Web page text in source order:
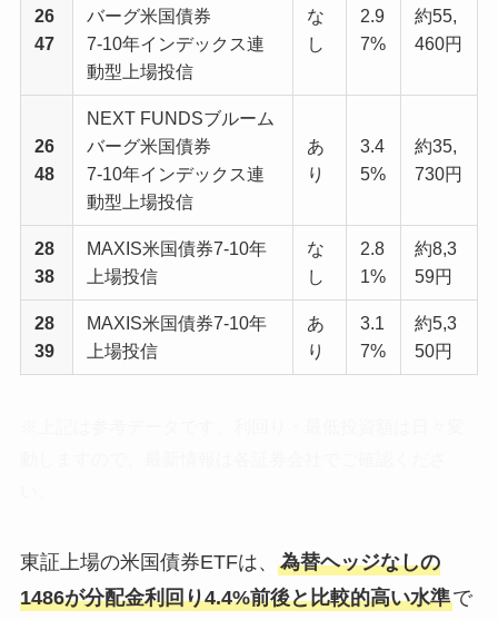
26
47
バーグ米国債券
7-10年インデックス連
動型上場投信
な
し
2.9
7%
約55,
460円
26
48
NEXT FUNDSブルーム
バーグ米国債券
7-10年インデックス連
動型上場投信
あ
り
3.4
5%
約35,
730円
28
38
MAXIS米国債券7-10年
上場投信
な
し
2.8
1%
約8,3
59円
28
39
MAXIS米国債券7-10年
上場投信
あ
り
3.1
7%
約5,3
50円
東証上場の米国債券ETFは、 為替ヘッジなしの
1486が分配金利回り4.4%前後と比較的高い水準で